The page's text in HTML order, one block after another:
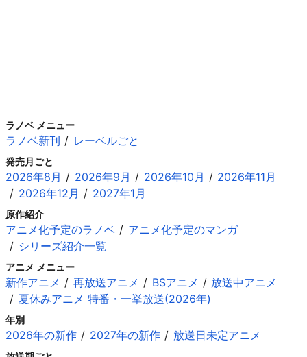
ラノベ メニュー
ラノベ新刊 レーベルごと
発売月ごと
2026年8月 2026年9月 2026年10月
2026年11月
2026年12月
2027年1月
原作紹介
アニメ化予定のラノベ
アニメ化予定のマンガ
シリーズ紹介一覧
アニメ メニュー
新作アニメ 再放送アニメ BSアニメ
放送中アニメ
夏休みアニメ 特番・一挙放送(2026年)
年別
2026年の新作 2027年の新作 放送日未定アニメ